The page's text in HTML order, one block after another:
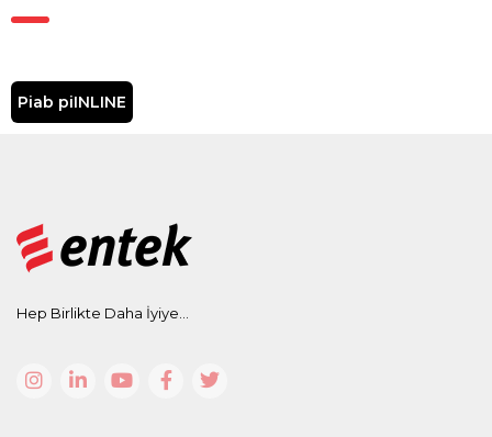
Piab piINLINE
Hep Birlikte Daha İyiye...